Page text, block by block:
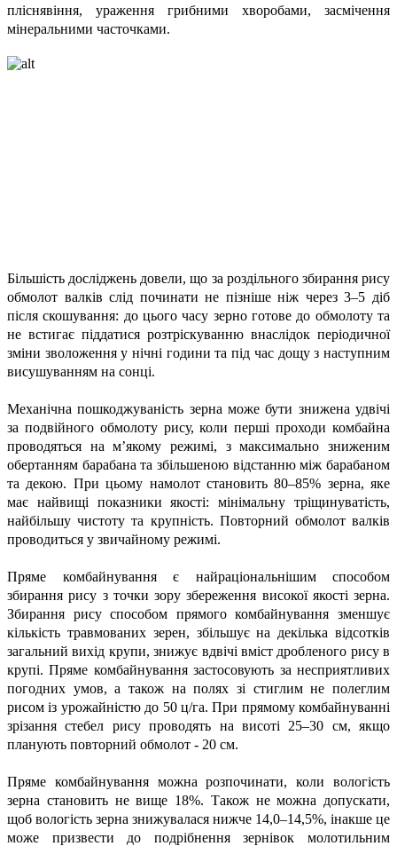
пліснявіння, ураження грибними хворобами, засмічення
мінеральними часточками.
Більшість досліджень довели, що за роздільного збирання рису
обмолот валків слід починати не пізніше ніж через 3–5 діб
після скошування: до цього часу зерно готове до обмолоту та
не встигає піддатися розтріскуванню внаслідок періодичної
зміни зволоження у нічні години та під час дощу з наступним
висушуванням на сонці.
Механічна пошкоджуваність зерна може бути знижена удвічі
за подвійного обмолоту рису, коли перші проходи комбайна
проводяться на м’якому режимі, з максимально зниженим
обертанням барабана та збільшеною відстанню між барабаном
та декою. При цьому намолот становить 80–85% зерна, яке
має найвищі показники якості: мінімальну тріщинуватість,
найбільшу чистоту та крупність. Повторний обмолот валків
проводиться у звичайному режимі.
Пряме комбайнування є найраціональнішим способом
збирання рису з точки зору збереження високої якості зерна.
Збирання рису способом прямого комбайнування зменшує
кількість травмованих зерен, збільшує на декілька відсотків
загальний вихід крупи, знижує вдвічі вміст дробленого рису в
крупі. Пряме комбайнування застосовують за несприятливих
погодних умов, а також на полях зі стиглим не полеглим
рисом із урожайністю до 50 ц/га. При прямому комбайнуванні
зрізання стебел рису проводять на висоті 25–30 см, якщо
планують повторний обмолот - 20 см.
Пряме комбайнування можна розпочинати, коли вологість
зерна становить не вище 18%. Також не можна допускати,
щоб вологість зерна знижувалася нижче 14,0–14,5%, інакше це
може призвести до подрібнення зернівок молотильним